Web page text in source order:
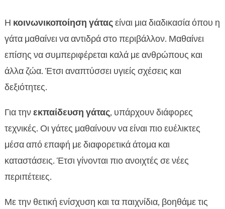
Η κοινωνικοποίηση γάταςείναι μια διαδικασία όπου η
γάτα μαθαίνει να αντιδρά στο περιβάλλον. Μαθαίνει
επίσης να συμπεριφέρεται καλά με ανθρώπους και
άλλα ζώα. Έτσι αναπτύσσει υγιείς σχέσεις και
δεξιότητες.
Για τηνεκπαίδευση γάτας, υπάρχουν διάφορες
τεχνικές. Οι γάτες μαθαίνουν να είναι πιο ευέλικτες
μέσα από επαφή με διαφορετικά άτομα και
καταστάσεις. Έτσι γίνονται πιο ανοιχτές σε νέες
περιπέτειες.
Με την θετική ενίσχυση και τα παιχνίδια, βοηθάμε τις